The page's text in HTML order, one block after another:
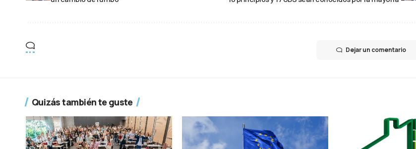
Dejar un comentario
Quizás también te guste